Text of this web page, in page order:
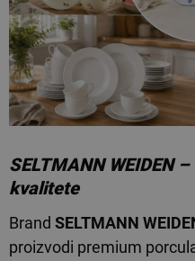
SELTMANN WEIDEN
kvalitete
Brand SELTMANN
proizvodi premium